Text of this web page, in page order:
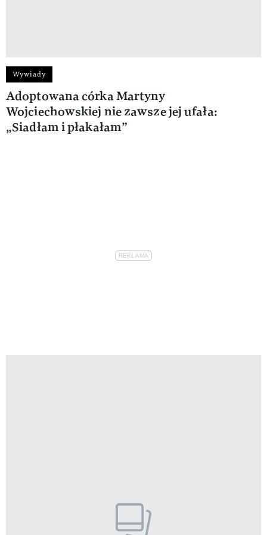
Wywiady
Adoptowana córka Martyny
Wojciechowskiej nie zawsze jej ufała:
„Siadłam i płakałam”